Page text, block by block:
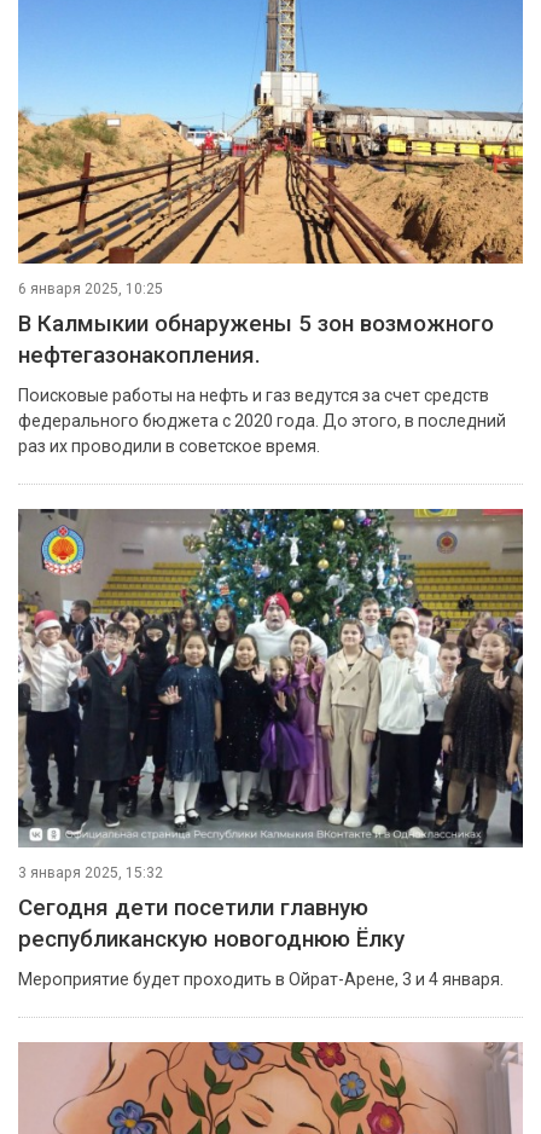
6 января 2025, 10:25
В Калмыкии обнаружены 5 зон возможного
нефтегазонакопления.
Поисковые работы на нефть и газ ведутся за счет средств
федерального бюджета с 2020 года. До этого, в последний
раз их проводили в советское время.
3 января 2025, 15:32
Сегодня дети посетили главную
республиканскую новогоднюю Ёлку
Мероприятие будет проходить в Ойрат-Арене, 3 и 4 января.